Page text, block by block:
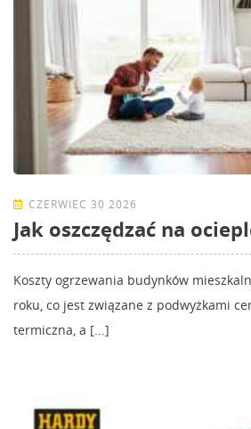
CZERWIEC 30 2026
Jak oszczędzać na
Koszty ogrzewania budynków
roku, co jest związane z podwyżkami
termiczna, a [...]